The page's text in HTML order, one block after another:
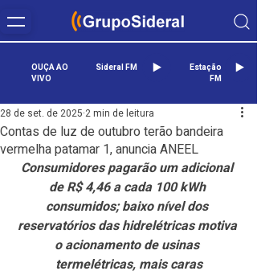
OUÇA AO
VIVO
Sideral FM
Estação
FM
Contas de luz de outubro terão bandeira
vermelha patamar 1, anuncia ANEEL
28 de set. de 2025 2 min de leitura
Consumidores pagarão um adicional
de R$ 4,46 a cada 100 kWh
consumidos; baixo nível dos
reservatórios das hidrelétricas motiva
o acionamento de usinas
termelétricas, mais caras